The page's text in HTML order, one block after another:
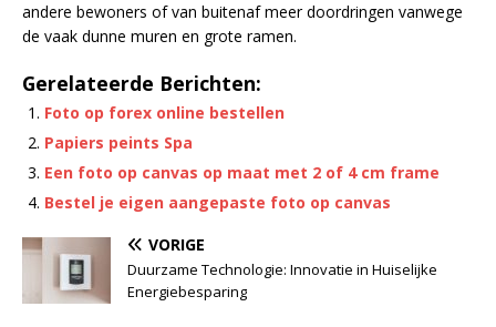
andere bewoners of van buitenaf meer doordringen vanwege
de vaak dunne muren en grote ramen.
Gerelateerde Berichten:
Foto op forex online bestellen
Papiers peints Spa
Een foto op canvas op maat met 2 of 4 cm frame
Bestel je eigen aangepaste foto op canvas
VORIGE
Duurzame Technologie: Innovatie in Huiselijke
Energiebesparing